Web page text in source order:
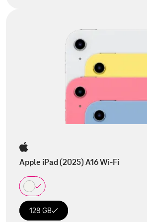
Apple iPad (2025) A16 Wi-Fi
128 GB